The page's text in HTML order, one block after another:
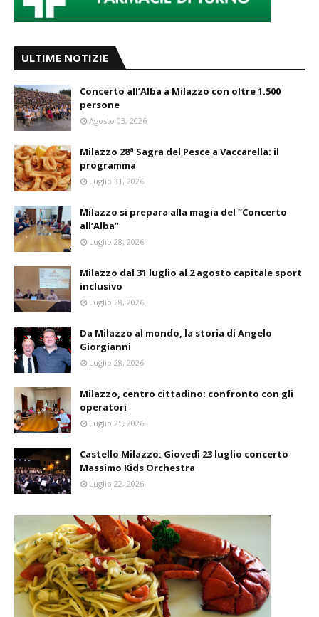
ULTIME NOTIZIE
Concerto all’Alba a Milazzo con oltre 1.500
persone
Agosto 03, 2026
Milazzo 28ª Sagra del Pesce a Vaccarella: il
programma
Luglio 31, 2026
Milazzo si prepara alla magia del “Concerto
all’Alba”
Luglio 28, 2026
Milazzo dal 31 luglio al 2 agosto capitale sport
inclusivo
Luglio 28, 2026
Da Milazzo al mondo, la storia di Angelo
Giorgianni
Luglio 28, 2026
Milazzo, centro cittadino: confronto con gli
operatori
Luglio 25, 2026
Castello Milazzo: Giovedì 23 luglio concerto
Massimo Kids Orchestra
Luglio 22, 2026